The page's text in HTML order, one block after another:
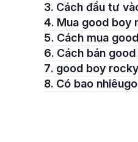
3. Cách đầu tư
4. Mua good
5. Cách mua
6. Cách bán
7. good boy
8. Có bao